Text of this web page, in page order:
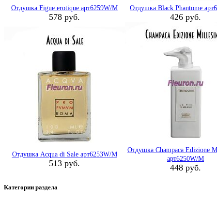
Отдушка Figue erotique арт6259W/M
578 руб.
Отдушка Black Phantome
426 руб.
Отдушка Acqua di Sale арт6253W/M
513 руб.
Отдушка Champaca Edizione
арт6250W/M
448 руб.
Категории раздела